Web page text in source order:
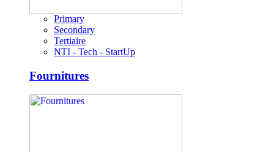
Primary
Secondary
Tertiaire
NTI - Tech - StartUp
Fournitures